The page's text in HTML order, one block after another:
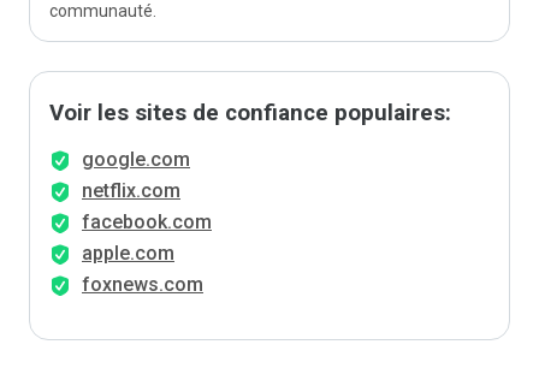
communauté.
Voir les sites de confiance populaires:
google.com
netflix.com
facebook.com
apple.com
foxnews.com